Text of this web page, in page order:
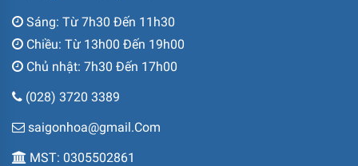
Sáng: Từ 7h30 Đến 11h30
Chiều: Từ 13h00 Đến 19h00
Chủ nhật: 7h30 Đến 17h00
(028) 3720 3389
saigonhoa@gmail.Com
MST: 0305502861